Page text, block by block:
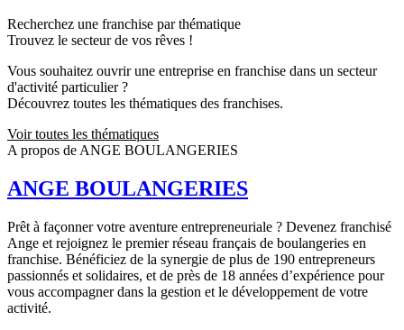
Recherchez une franchise par thématique
Trouvez le secteur de vos rêves !
Vous souhaitez ouvrir une entreprise en franchise dans un secteur
d'activité particulier ?
Découvrez toutes les thématiques des franchises.
Voir toutes les thématiques
A propos de ANGE BOULANGERIES
ANGE BOULANGERIES
Prêt à façonner votre aventure entrepreneuriale ? Devenez franchisé
Ange et rejoignez le premier réseau français de boulangeries en
franchise. Bénéficiez de la synergie de plus de 190 entrepreneurs
passionnés et solidaires, et de près de 18 années d’expérience pour
vous accompagner dans la gestion et le développement de votre
activité.